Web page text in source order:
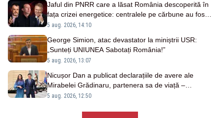
Jaful din PNRR care a lăsat România descoperită în
fața crizei energetice: centralele pe cărbune au fost
închise fără să fie înlocuite
5 aug. 2026, 14:10
George Simion, atac devastator la miniștrii USR:
„Sunteți UNIUNEA Sabotați România!”
5 aug. 2026, 13:07
Nicușor Dan a publicat declarațiile de avere ale
Mirabelei Grădinaru, partenera sa de viață –
DOCUMENTE
5 aug. 2026, 12:50